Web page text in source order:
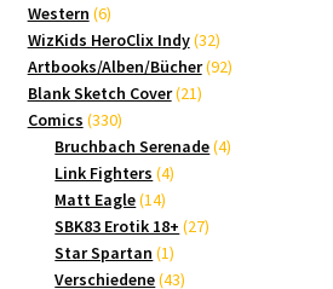
Western 66
Produkte
WizKids HeroClix Indy 3232
Produkte
Artbooks/Alben/Bücher 9292
Blank Sketch Cover 2121
Comics 330330
Produkte
Bruchbach Serenade 44
Link Fighters 44
Matt Eagle 1414
Produkte
SBK83 Erotik 18+ 2727
Star Spartan 11
Produkt
Verschiedene 4343